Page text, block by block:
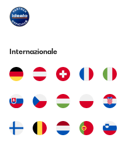
Utilisateur d'Amazon
Utilisateur d'Amazon
Internazionale